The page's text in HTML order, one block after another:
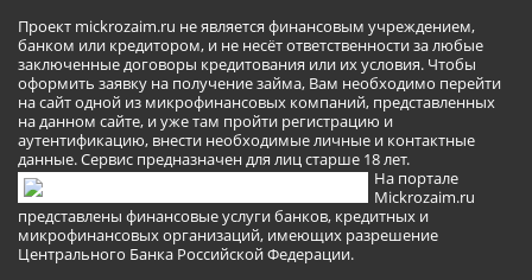
Проект mickrozaim.ru не является финансовым учреждением,
банком или кредитором, и не несёт ответственности за любые
заключенные договоры кредитования или их условия. Чтобы
оформить заявку на получение займа, Вам необходимо перейти
на сайт одной из микрофинансовых компаний, представленных
на данном сайте, и уже там пройти регистрацию и
аутентификацию, внести необходимые личные и контактные
данные. Сервис предназначен для лиц старше 18 лет.
На портале
Mickrozaim.ru
представлены финансовые услуги банков, кредитных и
микрофинансовых организаций, имеющих разрешение
Центрального Банка Российской Федерации.